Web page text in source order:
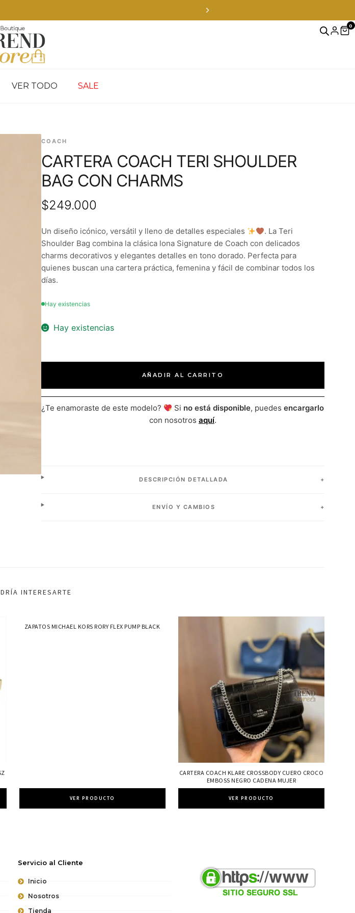
en RM — envíos a todo Chile en 24-48 hrs — ver productos
0
VER TODO SALE
COACH
CARTERA COACH TERI SHOULDER
BAG CON CHARMS
$249.000
Un diseño icónico, versátil y lleno de detalles especiales
. La Teri
Shoulder Bag combina la clásica lona Signature de Coach con delicados
charms decorativos y elegantes detalles en tono dorado. Perfecta para
quienes buscan una cartera práctica, femenina y fácil de combinar todos los
días.
Hay existencias
Hay existencias
AÑADIR AL CARRITO
¿Te enamoraste de este modelo? Si no está disponible, puedesencargarlo
con nosotros aquí.
DESCRIPCIÓN DETALLADA
ENVÍO Y CAMBIOS
INTERESARTE
ZAPATOS MICHAEL KORS RORY FLEX PUMP BLACK
VER PRODUCTO
CARTERA COACH KLARE CROSSBODY CUERO CROCO
EMBOSS NEGRO CADENA MUJER
VER PRODUCTO
Servicio al Cliente
Inicio
Nosotros
Tienda